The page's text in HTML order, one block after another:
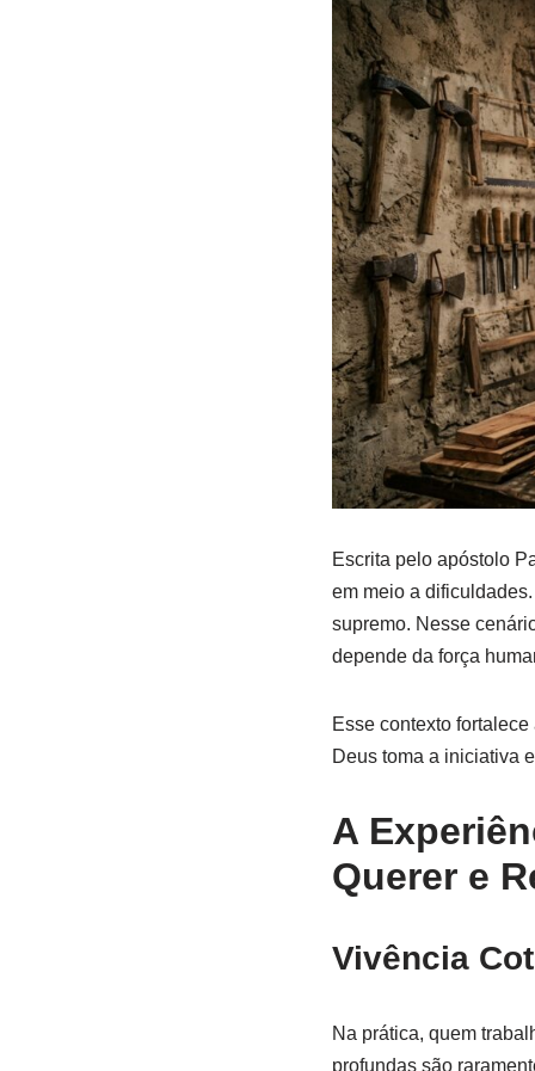
Escrita pelo apóstolo
em meio a
supremo. Nesse
depende da força
Esse contexto
Deus toma a iniciativa
A
Querer e
Vivência
Na prática, quem
profundas são